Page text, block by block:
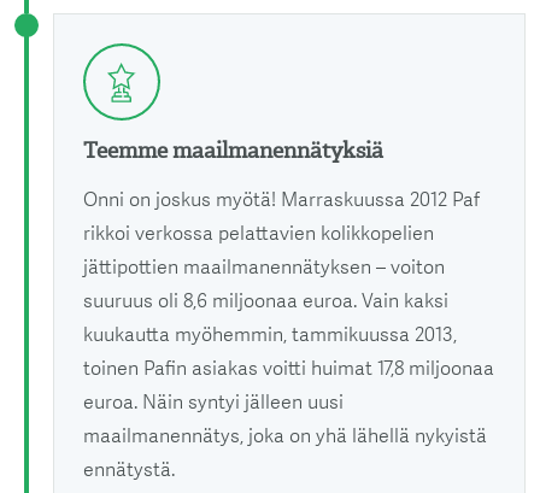
Teemme maailmanennätyksiä
Onni on joskus myötä! Marraskuussa 2012 Paf
rikkoi verkossa pelattavien kolikkopelien
jättipottien maailmanennätyksen – voiton
suuruus oli 8,6 miljoonaa euroa. Vain kaksi
kuukautta myöhemmin, tammikuussa 2013,
toinen Pafin asiakas voitti huimat 17,8 miljoonaa
euroa. Näin syntyi jälleen uusi
maailmanennätys, joka on yhä lähellä nykyistä
ennätystä.